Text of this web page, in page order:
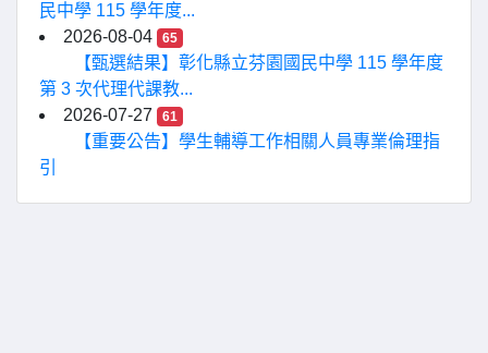
民中學 115 學年度...
2026-08-04
65
【甄選結果】彰化縣立芬園國民中學 115 學年度
第 3 次代理代課教...
2026-07-27
61
【重要公告】學生輔導工作相關人員專業倫理指
引